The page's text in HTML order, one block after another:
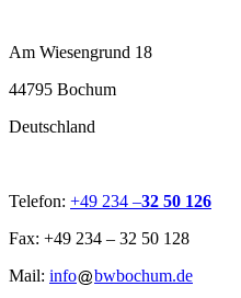
Am Wiesengrund 18
44795 Bochum
Deutschland
Telefon: +49 234 –32 50 126
Fax: +49 234 – 32 50 128
Mail: info bwbochum.de